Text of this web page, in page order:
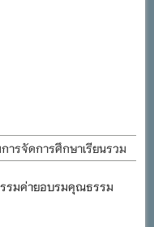
รจัดการศึกษาเรียนรวม
นาการจัดการศึกษาและ
รมค่ายอบรมคุณธรรม